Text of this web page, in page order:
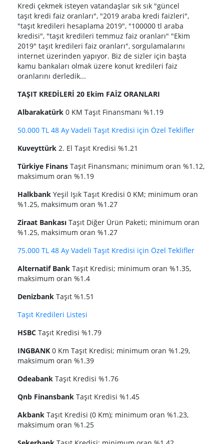
Kredi çekmek isteyen vatandaşlar sık sık "güncel
taşıt kredi faiz oranları", "2019 araba kredi faizleri",
"taşıt kredileri hesaplama 2019", "100000 tl araba
kredisi", "taşıt kredileri temmuz faiz oranları" "Ekim
2019" taşıt kredileri faiz oranları", sorgulamalarını
internet üzerinden yapıyor. Biz de sizler için başta
kamu bankaları olmak üzere konut kredileri faiz
oranlarını derledik...
TAŞIT KREDİLERİ 20 Ekim FAİZ ORANLARI
Albarakatürk 0 KM Taşıt Finansmanı %1.19
50.000 TL 48 Ay Vadeli Taşıt Kredisi için Özel Teklifler
Kuveyttürk 2. El Taşıt Kredisi %1.21
Türkiye Finans Taşıt Finansmanı; minimum oran %1.12,
maksimum oran %1.19
Halkbank Yeşil Işık Taşıt Kredisi 0 KM; minimum oran
%1.25, maksimum oran %1.27
Ziraat Bankası Taşıt Diğer Ürün Paketi; minimum oran
%1.25, maksimum oran %1.27
75.000 TL 48 Ay Vadeli Taşıt Kredisi için Özel Teklifler
Alternatif Bank Taşıt Kredisi; minimum oran %1.35,
maksimum oran %1.4
Denizbank Taşıt %1.51
Taşıt Kredileri Listesi
HSBC Taşıt Kredisi %1.79
INGBANK 0 Km Taşıt Kredisi; minimum oran %1.29,
maksimum oran %1.39
Odeabank Taşıt Kredisi %1.76
Qnb Finansbank Taşıt Kredisi %1.45
Akbank Taşıt Kredisi (0 Km); minimum oran %1.23,
maksimum oran %1.25